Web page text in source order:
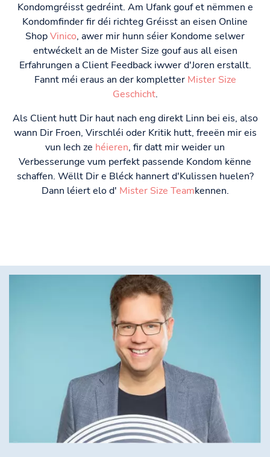
Kondomgréisst gedréint. Am Ufank gouf et nëmmen e
Kondomfinder fir déi richteg Gréisst an eisen Online
ShopVinico, awer mir hunn séier Kondome selwer
entwéckelt an de Mister Size gouf aus all eisen
Erfahrungen a Client Feedback iwwer d'Joren erstallt.
Fannt méi eraus an der kompletter Mister Size
Geschicht.
Als Client hutt Dir haut nach eng direkt Linn bei eis, also
wann Dir Froen, Virschléi oder Kritik hutt, freeën mir eis
vun Iech ze héieren, fir datt mir weider un
Verbesserunge vum perfekt passende Kondom kënne
schaffen. Wëllt Dir e Bléck hannert d'Kulissen huelen?
Dann léiert elo d' Mister Size Teamkennen.